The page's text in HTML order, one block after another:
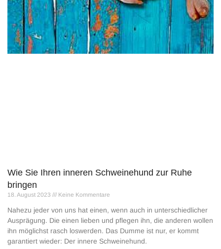
Wie Sie Ihren inneren Schweinehund zur Ruhe
bringen
18. August 2023 Keine Kommentare
Nahezu jeder von uns hat einen, wenn auch in unterschiedlicher
Ausprägung. Die einen lieben und pflegen ihn, die anderen wollen
ihn möglichst rasch loswerden. Das Dumme ist nur, er kommt
garantiert wieder: Der innere Schweinehund.